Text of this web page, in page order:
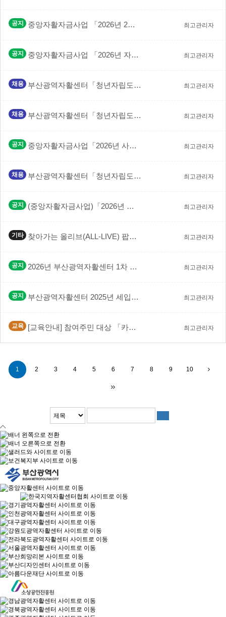
공지 중앙자활자금사업 「2026년 2차 자활기업 창업자금 지… 최고관리자
공지 중앙자활자금사업 「2026년 자활기업 사업개발비 지원사… 최고관리자
채용 부산광역자활센터「청년자립도전자활사업 활성화 지원사업」전… 최고관리자
채용 부산광역자활센터「청년자립도전자활사업 활성화 지원사업」전… 최고관리자
공지 중앙자활자금사업「2026년 사업장 환경개선 지원사업」선… 최고관리자
채용 부산광역자활센터「청년자립도전자활사업 활성화 지원사업」전… 최고관리자
공지 (중앙자활자금사업)「2026년 센터시설개선 지원사업」선… 최고관리자
기타 찾아가는 올리브(ALL-LIVE) 팝업스토어 운영 안내 최고관리자
공지 2026년 부산광역자활센터 1차 추가경정 예산 공고 최고관리자
공지 부산광역자활센터 2025년 세입･세출 결산서 공고 최고관리자
교육 [교육안내] 참여주민 대상 「카페관리&라떼아트 실무 과… 최고관리자
1 2 3 4 5 6 7 8 9 10